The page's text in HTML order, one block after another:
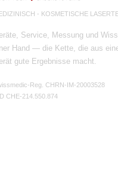
- KOSMETISCHE
Service, Messung und
Hand — die Kette, die aus
gute Ergebnisse macht.
Reg. CHRN-IM-20003528
CHE-214.550.874